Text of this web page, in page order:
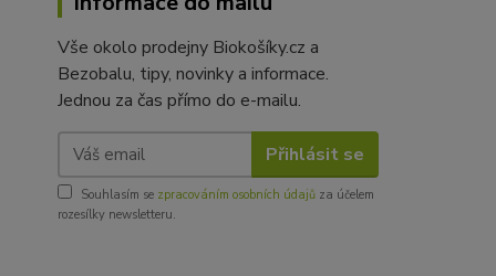
Vše okolo prodejny Biokošíky.cz a
Bezobalu, tipy, novinky a informace.
Jednou za čas přímo do e-mailu.
Přihlásit se
Souhlasím se zpracováním osobních údajů za účelem
rozesílky newsletteru.